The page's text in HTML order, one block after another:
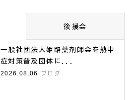
後援会
一般社団法人姫路薬剤師会を熱中
症対策普及団体に...
2026.08.06
ブログ